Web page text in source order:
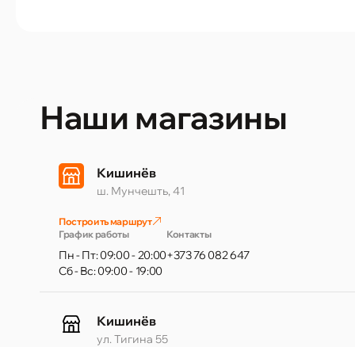
Наши магазины
Кишинёв
ш. Мунчешть, 41
Построить маршрут
График работы
Пн - Пт: 09:00 - 20:00
Сб - Вс: 09:00 - 19:00
Контакты
+373 76 082 647
Кишинёв
ул. Тигина 55